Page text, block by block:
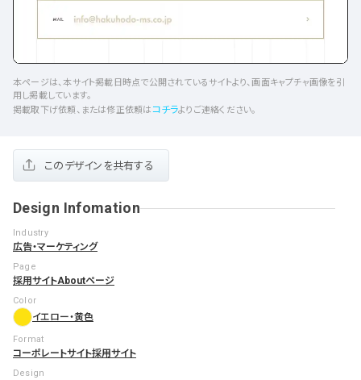
本ページは、本サイト掲載日時点で公開されているサイトより、画面キャプチャ画像を引
用し掲載しています。
掲載取下げ依頼、または修正依頼はコチラよりご連絡ください。
このデザインを共有する
Design Infomation
Industry
広告・マーケティング
Page
採用サイトAboutページ
Color
イエロー・黄色
Format
コーポレートサイト採用サイト
Design